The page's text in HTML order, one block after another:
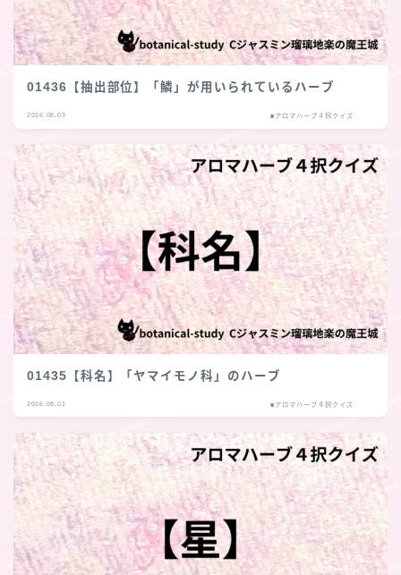
01436【抽出部位】「鱗」が用いられているハーブ
2026.08.03 ■アロマハーブ４択クイズ
01435【科名】「ヤマイモノ科」のハーブ
2026.08.01 ■アロマハーブ４択クイズ